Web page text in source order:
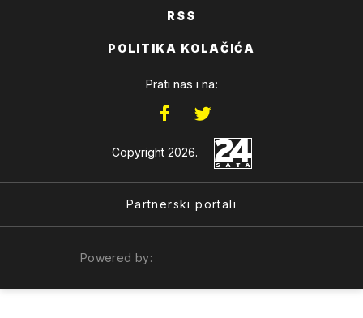
RSS
POLITIKA KOLAČIĆA
Prati nas i na:
Copyright 2026.
Partnerski portali
Powered by: